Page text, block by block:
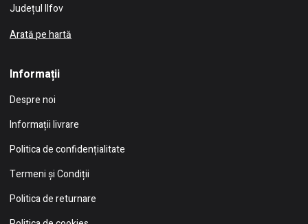
Județul Ilfov
Arată pe hartă
Informații
Despre noi
Informații livrare
Politica de confidențialitate
Termeni și Condiții
Politica de returnare